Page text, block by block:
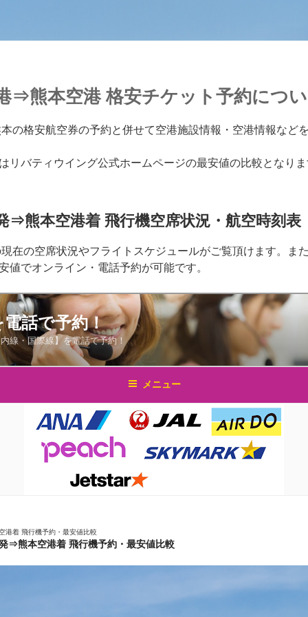
⇒熊本空港 格安チケット予約につ
の格安航空券の予約と併せて空港施設情報・空港情報など
リバティウイング公式ホームページの最安値の比較となり
⇒熊本空港着 飛行機空席状況・航空時刻表
在の空席状況やフライトスケジュールがご覧頂けます。ま
値でオンライン・電話予約が可能です。